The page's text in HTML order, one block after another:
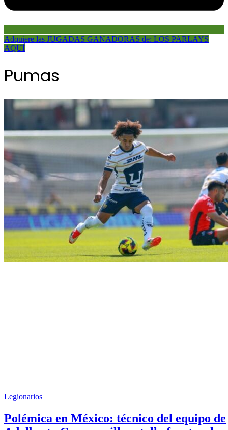
Adquiere las JUGADAS GANADORAS de: LOS PARLAYS
AQUÍ
Pumas
Legionarios
Polémica en México: técnico del equipo de